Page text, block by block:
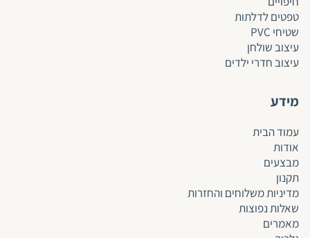
טפטים לדלתות
שטיחי PVC
עיצוב שולחן
עיצוב חדרי ילדים
מידע
עמוד הבית
אודות
מבצעים
תקנון
מדיניות משלוחים והחזרות
שאלות נפוצות
מאמרים